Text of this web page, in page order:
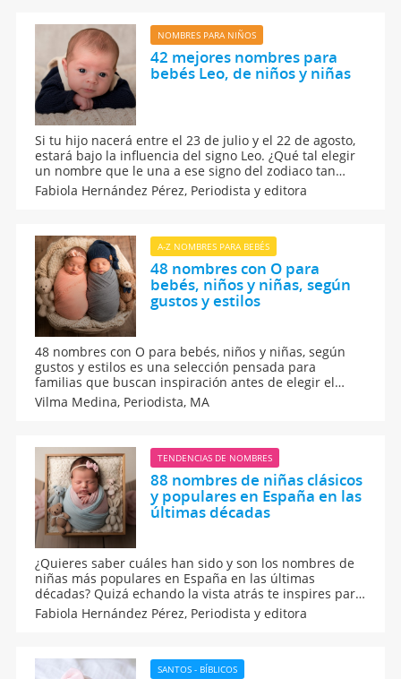
NOMBRES PARA NIÑOS
42 mejores nombres para
bebés Leo, de niños y niñas
Si tu hijo nacerá entre el 23 de julio y el 22 de agosto,
estará bajo la influencia del signo Leo. ¿Qué tal elegir
un nombre que le una a ese signo del zodiaco tan
marcado por un carácter fuerte? ¿Qué dice el
horóscopo? Estos son los 42 mejores nombres de
Fabiola Hernández Pérez, Periodista y editora
A-Z NOMBRES PARA BEBÉS
48 nombres con O para
bebés, niños y niñas, según
gustos y estilos
48 nombres con O para bebés, niños y niñas, según
gustos y estilos es una selección pensada para
familias que buscan inspiración antes de elegir el
nombre perfecto. Aquí, algunas opciones modernas,
originales, cortas, clásicas y tradicionales, todas ellas
Vilma Medina, Periodista, MA
TENDENCIAS DE NOMBRES
88 nombres de niñas clásicos
y populares en España en las
últimas décadas
¿Quieres saber cuáles han sido y son los nombres de
niñas más populares en España en las últimas
décadas? Quizá echando la vista atrás te inspires para
encontrar el nombre para bebés niñas que estaban
buscando. Y es que elegir el nombre para tu niña no
Fabiola Hernández Pérez, Periodista y editora
SANTOS - BÍBLICOS